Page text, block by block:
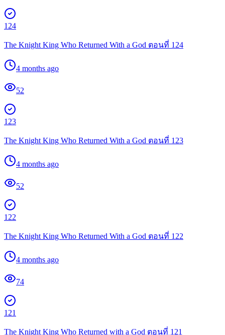
124
The Knight King Who Returned With a God ตอนที่ 124
4 months ago
52
123
The Knight King Who Returned With a God ตอนที่ 123
4 months ago
52
122
The Knight King Who Returned With a God ตอนที่ 122
4 months ago
74
121
The Knight King Who Returned with a God ตอนที่ 121